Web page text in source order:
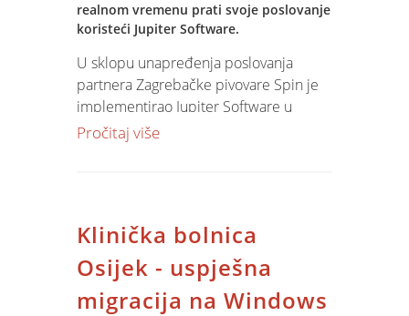
realnom vremenu prati svoje poslovanje
koristeći Jupiter Software.
U sklopu unapređenja poslovanja
partnera Zagrebačke pivovare Spin je
implementirao Jupiter Software u
poslovanje tvrtke Halajko commerce.
VPN mreže za rad u realnom vremenu,
obuku korisnika, prijenos podataka iz
stare aplikacije.
Pročitaj više
Klinička bolnica
Osijek - uspješna
migracija na Windows